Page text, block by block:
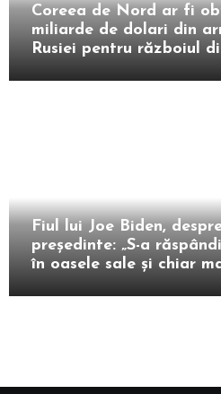
Coreea de Nord ar fi
miliarde de dolari din
Rusiei pentru războiul
Fiul lui Joe Biden,
președinte: „S-a
în oasele sale și chiar